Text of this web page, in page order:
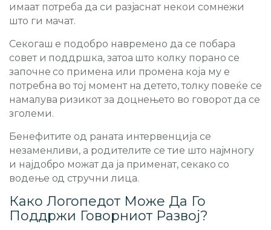
имаат потреба да си разјаснат некои сомнежи
што ги мачат.
Секогаш е подобро навремено да се побара
совет и поддршка, затоа што колку порано се
започне со примена или промена која му е
потребна во тој момент на детето, толку повеќе се
намалува ризикот за доцнењето во говорот да се
зголеми.
Бенефитите од раната интервенција се
незаменливи, а родителите се тие што најмногу
и најдобро можат да ја применат, секако со
водење од стручни лица.
Како Логопедот Може Да Го
Поддржи Говорниот Развој?